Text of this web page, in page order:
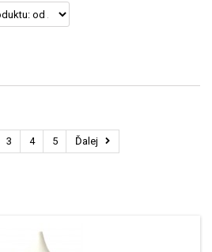
3 4 5 Ďalej